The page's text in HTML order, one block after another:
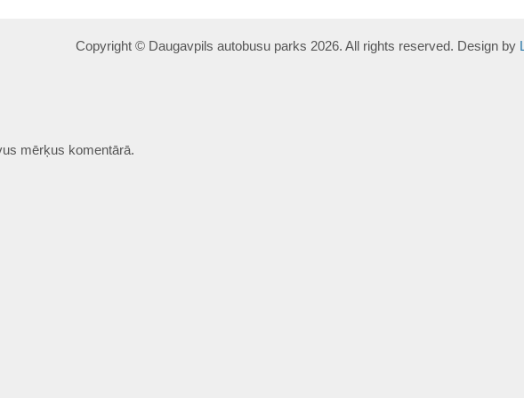
Copyright © Daugavpils autobusu parks 2026. All rights reserved. Design by
mērķus komentārā.